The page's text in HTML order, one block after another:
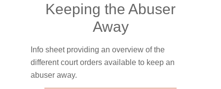
Keeping the Abuser
Away
Info sheet providing an overview of the
different court orders available to keep an
abuser away.